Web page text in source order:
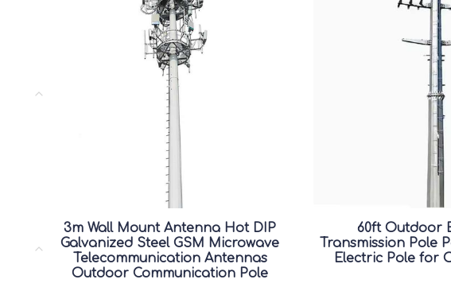
더블 암 태양광 가로등
3m Wall Mount Antenna Hot DIP
Galvanized Steel GSM Microwave
Telecommunication Antennas
Outdoor Communication Pole
60ft Outdoor
Transmission Pole
Electric Pole for